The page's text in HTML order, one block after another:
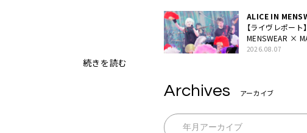
続きを読む
ALICE IN
【ライヴレポート
MENSWEAR ×
ツーマン＜
2026.08.07
Archives アーカイブ